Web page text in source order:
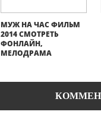
МУЖ НА ЧАС ФИЛЬМ
2014 СМОТРЕТЬ
ФОНЛАЙН,
МЕЛОДРАМА